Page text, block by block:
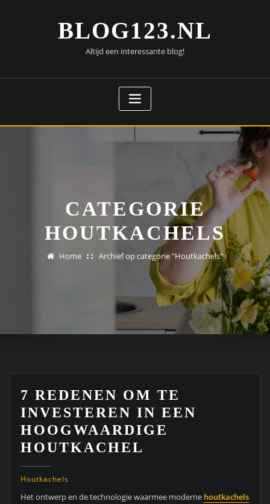
BLOG123.NL
Altijd een interessante blog!
CATEGORIE
HOUTKACHELS
Home Archief op categorie "Houtkachels"
7 REDENEN OM TE
INVESTEREN IN EEN
HOOGWAARDIGE
HOUTKACHEL
Houtkachels
Het ontwerp en de technologie waarmee moderne houtkachels